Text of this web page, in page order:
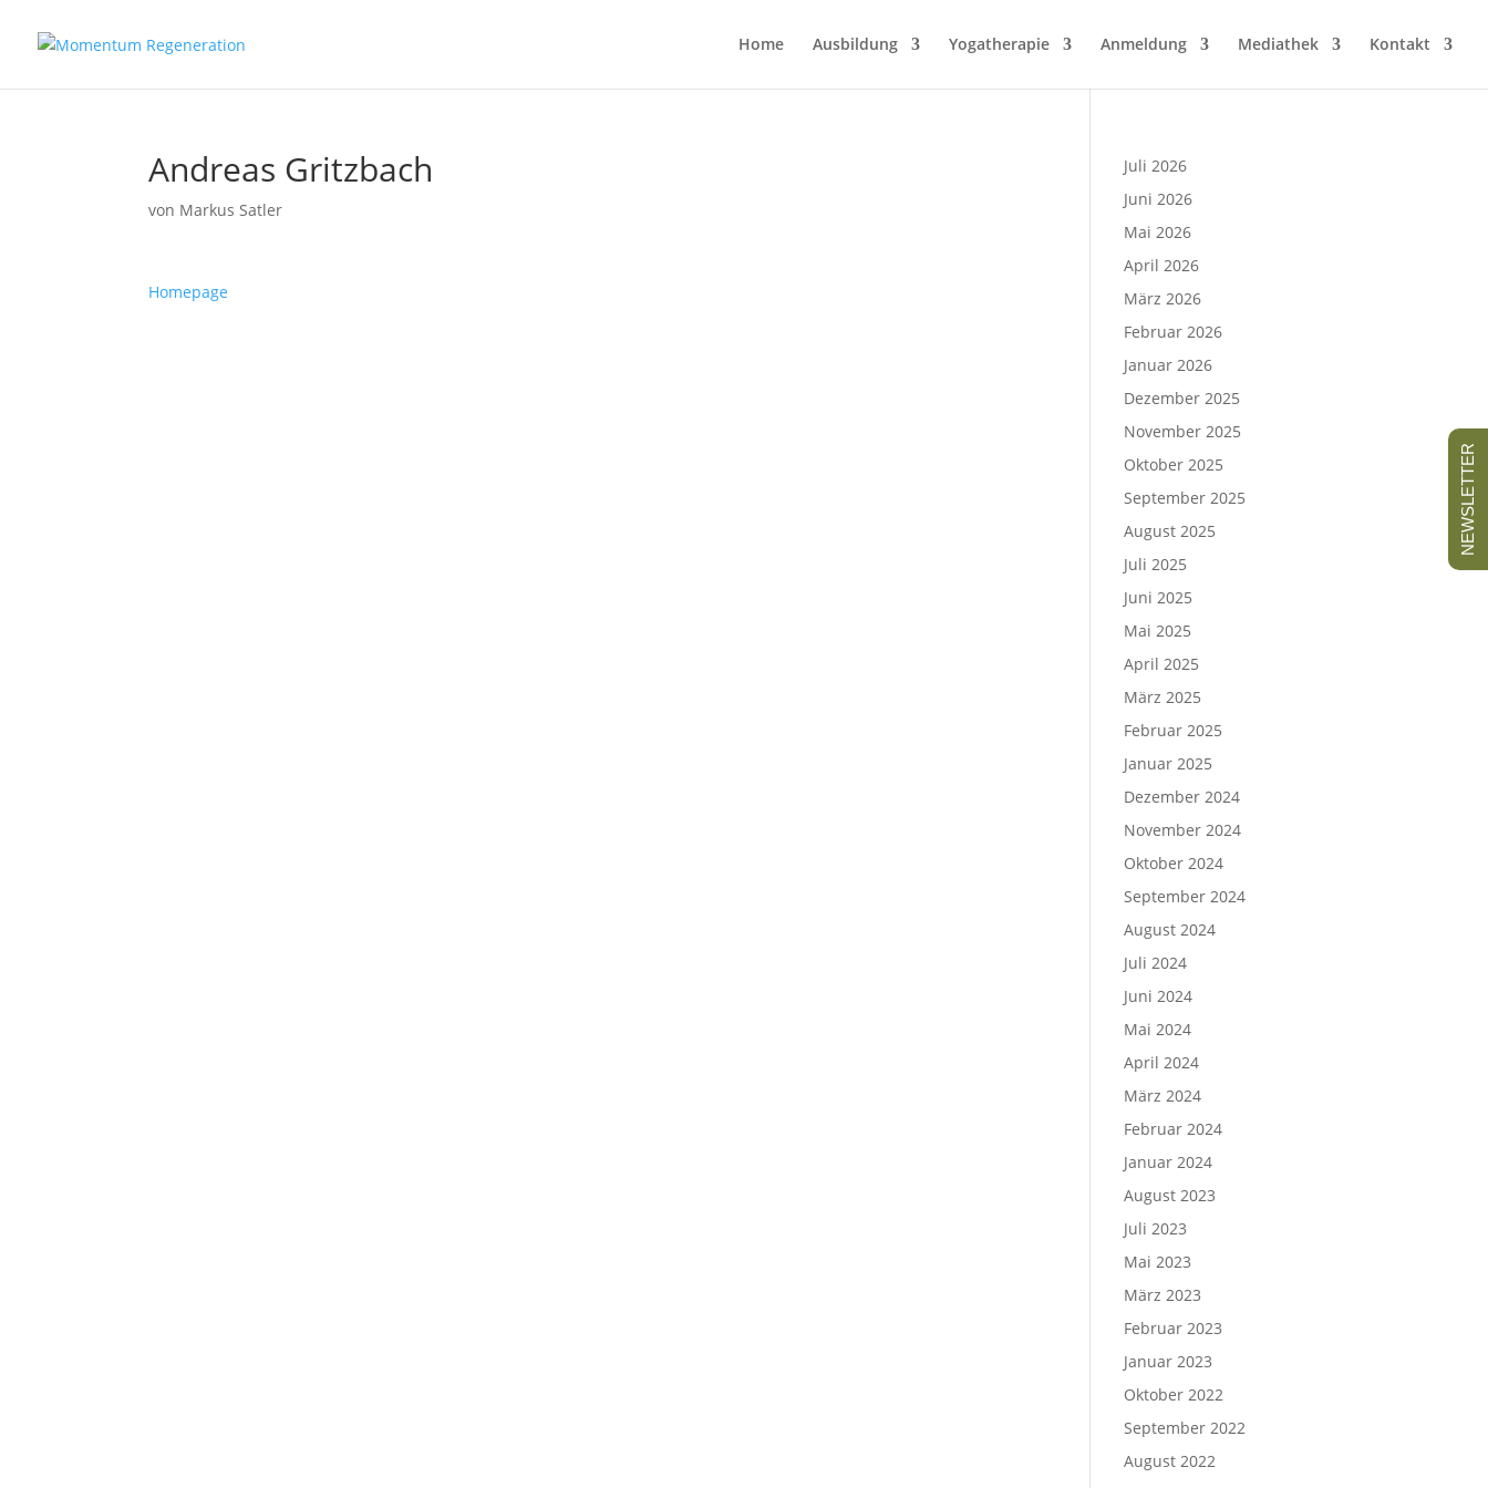
Home Ausbildung Yogatherapie Anmeldung Mediathek Kontakt
Andreas Gritzbach
von Markus Satler
Homepage
Juli 2026
Juni 2026
Mai 2026
April 2026
März 2026
Februar 2026
Januar 2026
Dezember 2025
November 2025
Oktober 2025
September 2025
August 2025
Juli 2025
Juni 2025
Mai 2025
April 2025
März 2025
Februar 2025
Januar 2025
Dezember 2024
November 2024
Oktober 2024
September 2024
August 2024
Juli 2024
Juni 2024
Mai 2024
April 2024
März 2024
Februar 2024
Januar 2024
August 2023
Juli 2023
Mai 2023
März 2023
Februar 2023
Januar 2023
Oktober 2022
September 2022
August 2022
NEWSLETTER